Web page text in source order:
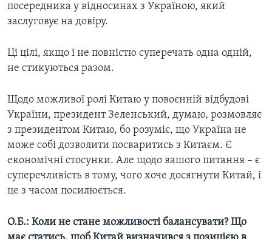
посередника у відносинах з Україною, який
заслуговує на довіру.
Ці цілі, якщо і не повністю суперечать одна одній,
не стикуються разом.
Щодо можливої ролі Китаю у повоєнній відбудові
України, президент Зеленський, думаю, розмовляє
з президентом Китаю, бо розуміє, що Україна не
може собі дозволити посваритись з Китаєм. Є
економічні стосунки. Але щодо вашого питання – є
суперечливість в тому, чого хоче досягнути Китай, і
це з часом посилюється.
О.Б.: Коли не стане можливості балансувати? Що